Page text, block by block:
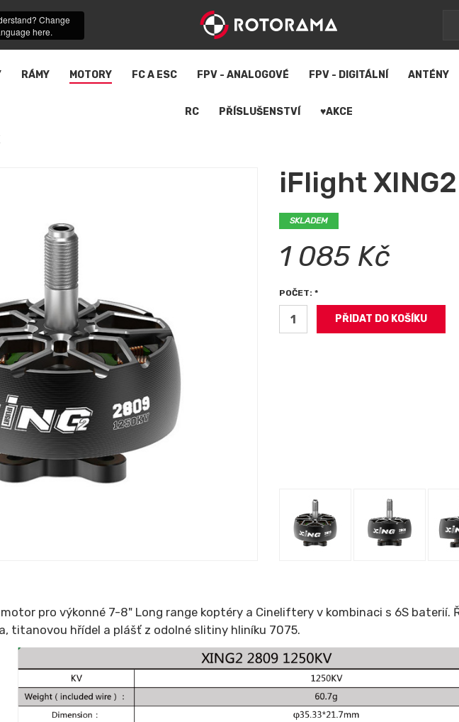
Change
here.
RÁMY MOTORY FC A ESC FPV - ANALOGOVÉ FPV - DIGITÁLNÍ ANTÉNY
RC PŘÍSLUŠENSTVÍ ♥AKCE
iFlight
SKLADEM
1 085 Kč
POČET: *
pro výkonné 7-8" Long range koptéry a Cineliftery v kombinaci s 6S baterií.
titanovou hřídel a plášť z odolné slitiny hliníku 7075.